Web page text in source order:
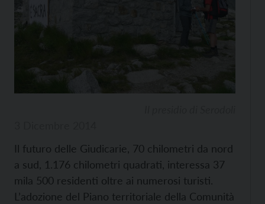
Il futuro delle Giudicarie, 70 chilometri da nord
a sud, 1.176 chilometri quadrati, interessa 37
mila 500 residenti oltre ai numerosi turisti.
L’adozione del Piano territoriale della Comunità